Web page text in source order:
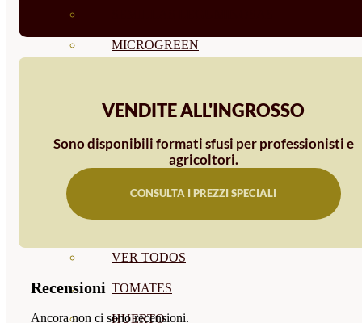
MICROGREEN
TIRAS DE SEMILLAS
BOMBAS DE SEMILLAS
BANDEJAS Y SEMILLEROS
PROFESIONALES
VER TODOS
TOMATES
HUERTO
VENDITE ALL'INGROSSO
Sono disponibili formati sfusi per professionisti e
agricoltori.
CONSULTA I PREZZI SPECIALI
Recensioni
Ancora non ci sono recensioni.